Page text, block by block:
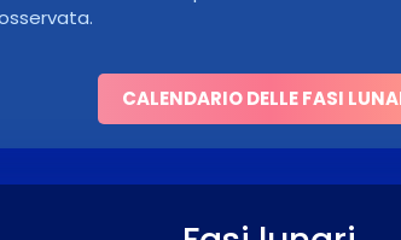
CALENDARIO DELLE FASI